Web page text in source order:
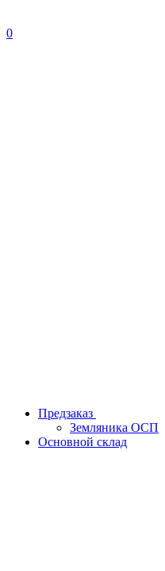
0
Предзаказ
Земляника ОСП
Основной склад